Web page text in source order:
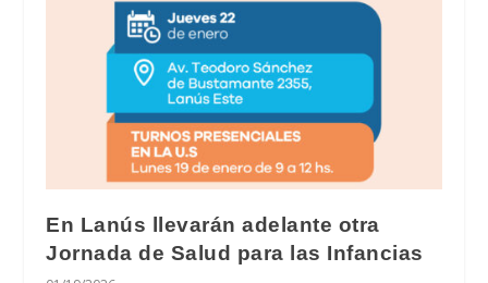
En Lanús llevarán adelante otra
Jornada de Salud para las Infancias